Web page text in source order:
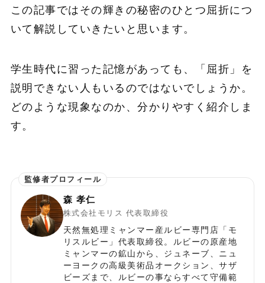
この記事ではその輝きの秘密のひとつ屈折につ
いて解説していきたいと思います。
学生時代に習った記憶があっても、「屈折」を
説明できない人もいるのではないでしょうか。
どのような現象なのか、分かりやすく紹介しま
す。
森 孝仁
株式会社モリス 代表取締役
天然無処理ミャンマー産ルビー専門店「モ
リスルビー」代表取締役。ルビーの原産地
ミャンマーの鉱山から、ジュネーブ、ニュ
ーヨークの高級美術品オークション、サザ
ビーズまで、ルビーの事ならすべて守備範